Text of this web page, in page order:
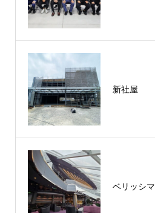
新社屋
ベリッシマ